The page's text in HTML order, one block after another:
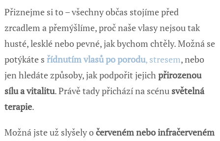
Přiznejme si to – všechny občas stojíme před
zrcadlem a přemýšlíme, proč naše vlasy nejsou tak
husté, lesklé nebo pevné, jak bychom chtěly. Možná se
potýkáte s řídnutím vlasů po porodu, stresem, nebo
jen hledáte způsoby, jak podpořit jejich přirozenou
sílu a vitalitu. Právě tady přichází na scénu světelná
terapie.
Možná jste už slyšely očerveném nebo infračerveném